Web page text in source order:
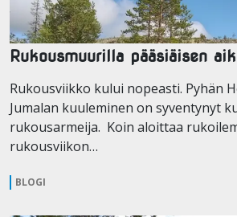
Rukousmuurilla pääsiäisen
Rukousviikko kului nopeasti. Pyhän
Jumalan kuuleminen on syventynyt
rukousarmeija. Koin aloittaa
rukousviikon…
BLOGI